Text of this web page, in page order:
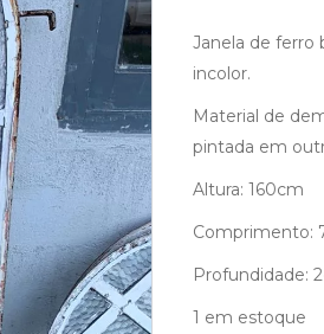
Janela de ferro
incolor.
Material de
pintada em
Altura: 160cm
Comprimento:
Profundidade:
1 em estoque